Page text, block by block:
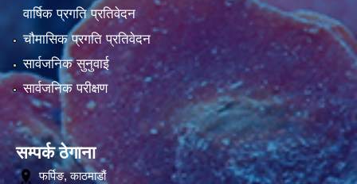
वार्षिक प्रगति प्रतिवेदन
चौमासिक प्रगति प्रतिवेदन
सार्वजनिक सुनुवाई
सार्वजनिक परीक्षण
सम्पर्क ठेगाना
फर्पिङ, काठमाडौं